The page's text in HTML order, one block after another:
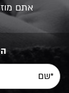
אתם